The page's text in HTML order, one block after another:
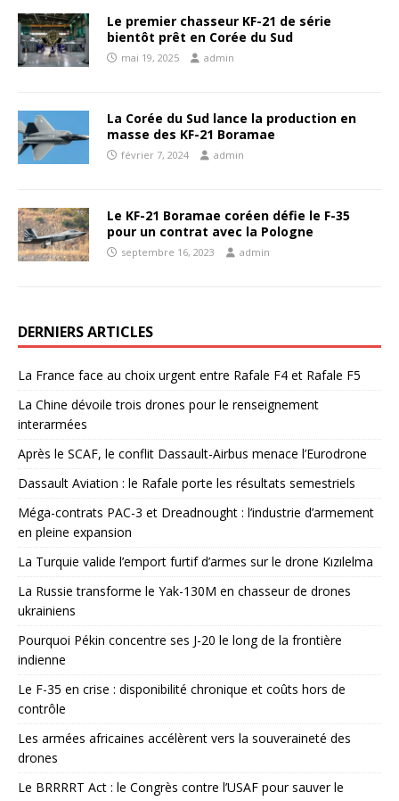
Le premier chasseur KF-21 de série
bientôt prêt en Corée du Sud
mai 19, 2025 admin
La Corée du Sud lance la production en
masse des KF-21 Boramae
février 7, 2024 admin
Le KF-21 Boramae coréen défie le F-35
pour un contrat avec la Pologne
septembre 16, 2023 admin
DERNIERS ARTICLES
La France face au choix urgent entre Rafale F4 et Rafale F5
La Chine dévoile trois drones pour le renseignement
interarmées
Après le SCAF, le conflit Dassault-Airbus menace l’Eurodrone
Dassault Aviation : le Rafale porte les résultats semestriels
Méga-contrats PAC-3 et Dreadnought : l’industrie d’armement
en pleine expansion
La Turquie valide l’emport furtif d’armes sur le drone Kızılelma
La Russie transforme le Yak-130M en chasseur de drones
ukrainiens
Pourquoi Pékin concentre ses J-20 le long de la frontière
indienne
Le F-35 en crise : disponibilité chronique et coûts hors de
contrôle
Les armées africaines accélèrent vers la souveraineté des
drones
Le BRRRRT Act : le Congrès contre l’USAF pour sauver le